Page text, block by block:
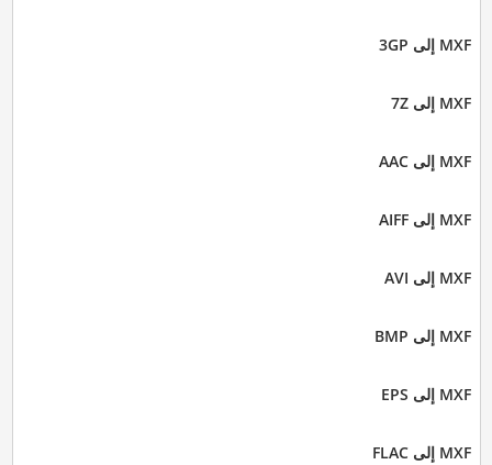
MXF إلى 3GP
MXF إلى 7Z
MXF إلى AAC
MXF إلى AIFF
MXF إلى AVI
MXF إلى BMP
MXF إلى EPS
MXF إلى FLAC